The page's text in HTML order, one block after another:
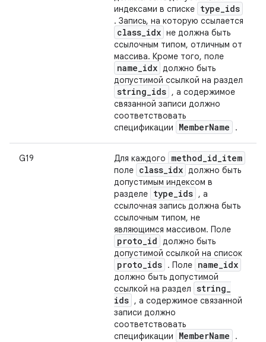
индексами в списке type_ids
. Запись, на которую ссылается
class_idx не должна быть
ссылочным типом, отличным от
массива. Кроме того, поле
name_idx должно быть
допустимой ссылкой на раздел
string_ids , а содержимое
связанной записи должно
соответствовать
спецификации
MemberName .
G19 Для каждого method_id_item
поле class_idx должно быть
допустимым индексом в
разделе type_ids , а
ссылочная запись должна быть
ссылочным типом, не
являющимся массивом. Поле
proto_id должно быть
допустимой ссылкой на список
proto_ids . Поле name_idx
должно быть допустимой
ссылкой на раздел string_
ids , а содержимое связанной
записи должно
соответствовать
спецификации
MemberName .